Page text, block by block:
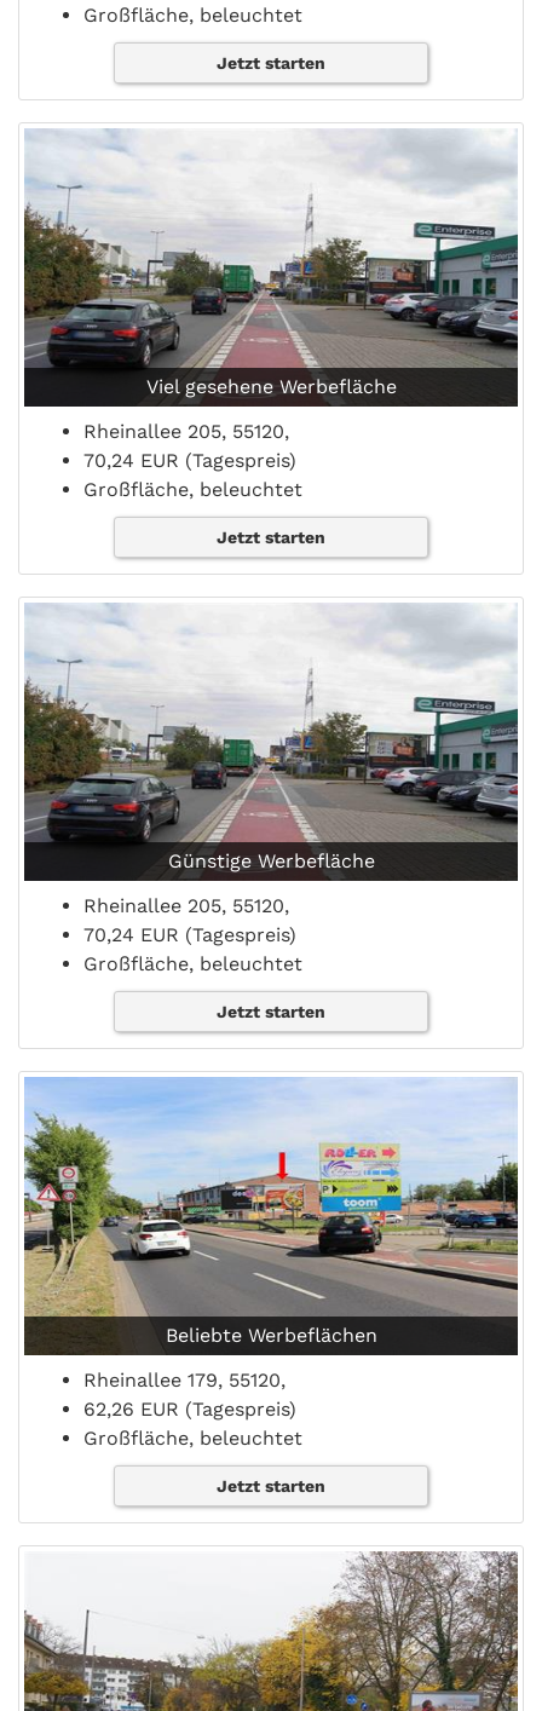
Großfläche, beleuchtet
Jetzt starten
Viel gesehene Werbefläche
Rheinallee 205, 55120,
70,24 EUR (Tagespreis)
Großfläche, beleuchtet
Jetzt starten
Günstige Werbefläche
Rheinallee 205, 55120,
70,24 EUR (Tagespreis)
Großfläche, beleuchtet
Jetzt starten
Beliebte Werbeflächen
Rheinallee 179, 55120,
62,26 EUR (Tagespreis)
Großfläche, beleuchtet
Jetzt starten